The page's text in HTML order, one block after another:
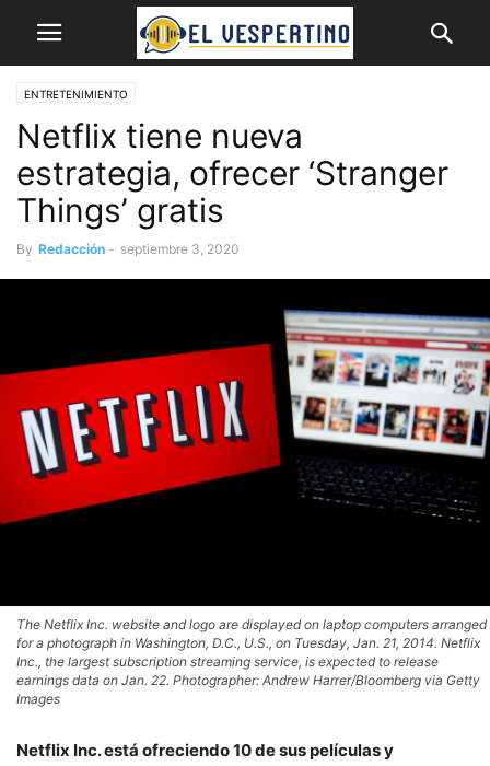
ENTRETENIMIENTO
Netflix tiene nueva
estrategia, ofrecer ‘Stranger
Things’ gratis
By Redacción - septiembre 3, 2020
The Netflix Inc. website and logo are displayed on laptop computers arranged
for a photograph in Washington, D.C., U.S., on Tuesday, Jan. 21, 2014. Netflix
Inc., the largest subscription streaming service, is expected to release
earnings data on Jan. 22. Photographer: Andrew Harrer/Bloomberg via Getty
Images
Netflix Inc. está ofreciendo 10 de sus películas y